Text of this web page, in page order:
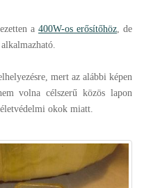
a 400W-os erősítőhöz, de
mert az alábbi képen
volna célszerű közös lapon
okok miatt.